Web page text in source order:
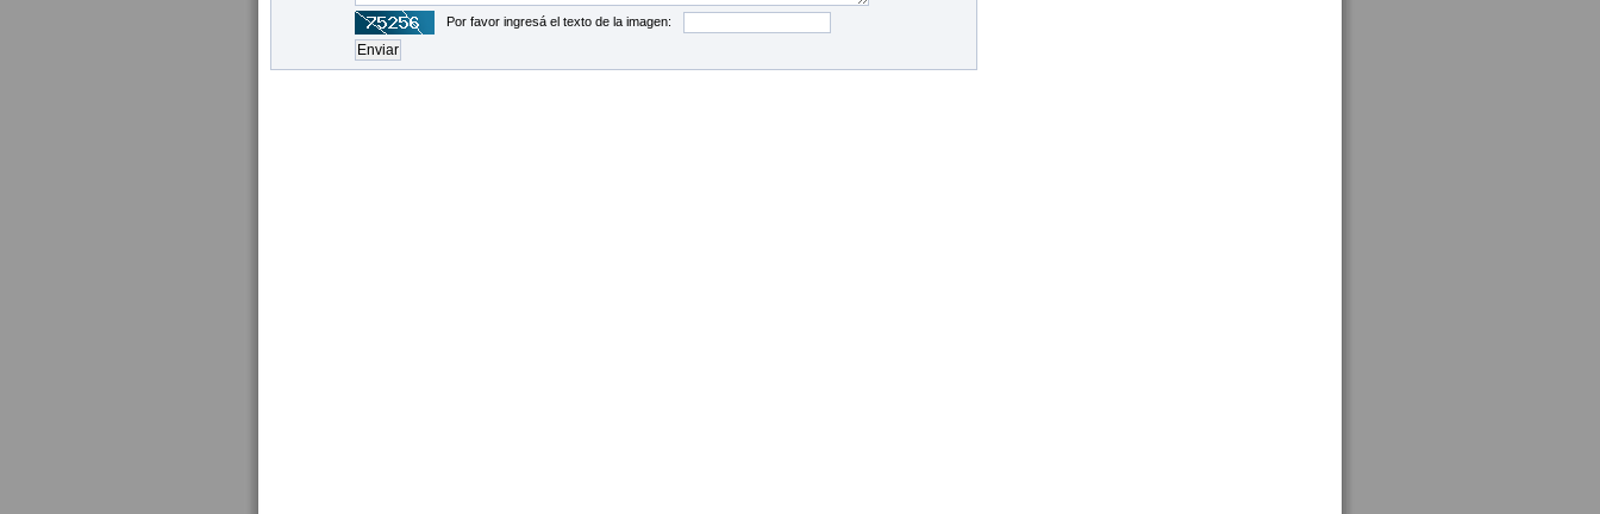
Por favor ingresá el texto de la imagen: